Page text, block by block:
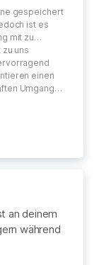
gespeichert
ist es
mit zu
uns
einen
Umgang
an deinem
während